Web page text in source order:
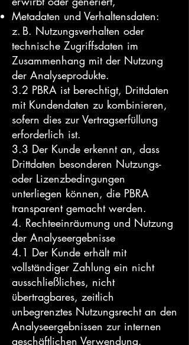
Metadaten und Verhaltensdaten:
z. B. Nutzungsverhalten oder
technische Zugriffsdaten im
Zusammenhang mit der Nutzung
der Analyseprodukte.
3.2 PBRA ist berechtigt, Drittdaten
mit Kundendaten zu kombinieren,
sofern dies zur Vertragserfüllung
erforderlich ist.
3.3 Der Kunde erkennt an, dass
Drittdaten besonderen Nutzungs-
oder Lizenzbedingungen
unterliegen können, die PBRA
transparent gemacht werden.
4. Rechteeinräumung und Nutzung
der Analyseergebnisse
4.1 Der Kunde erhält mit
vollständiger Zahlung ein nicht
ausschließliches, nicht
übertragbares, zeitlich
unbegrenztes Nutzungsrecht an den
Analyseergebnissen zur internen
geschäftlichen Verwendung.